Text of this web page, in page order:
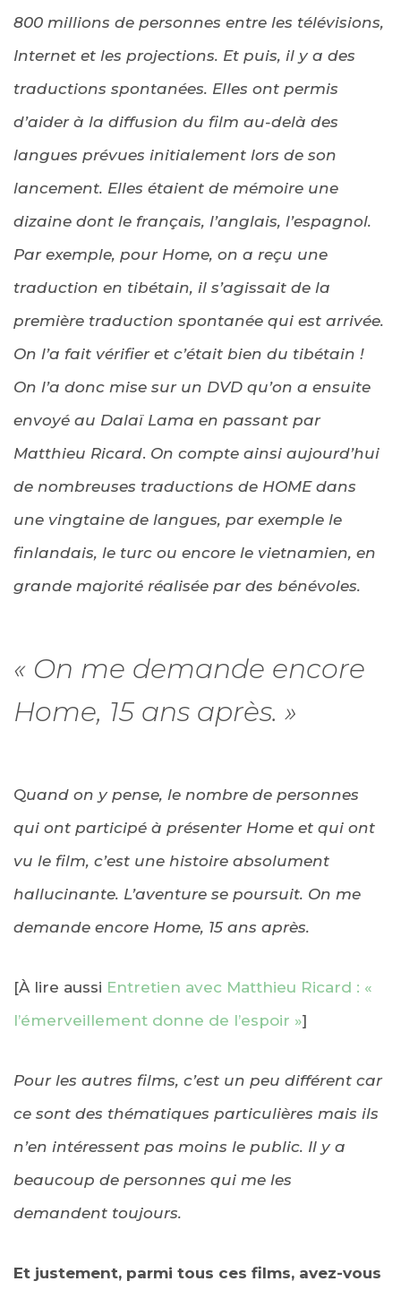
800 millions de personnes entre les télévisions,
Internet et les projections. Et puis, il y a des
traductions spontanées. Elles ont permis
d’aider à la diffusion du film au-delà des
langues prévues initialement lors de son
lancement. Elles étaient de mémoire une
dizaine dont le français, l’anglais, l’espagnol.
Par exemple, pour Home, on a reçu une
traduction en tibétain, il s’agissait de la
première traduction spontanée qui est arrivée.
On l’a fait vérifier et c’était bien du tibétain !
On l’a donc mise sur un DVD qu’on a ensuite
envoyé au Dalaï Lama en passant par
Matthieu Ricard. On compte ainsi aujourd’hui
de nombreuses traductions de HOME dans
une vingtaine de langues, par exemple le
finlandais, le turc ou encore le vietnamien, en
grande majorité réalisée par des bénévoles.
« On me demande encore
Home, 15 ans après. »
Quand on y pense, le nombre de personnes
qui ont participé à présenter Home et qui ont
vu le film, c’est une histoire absolument
hallucinante. L’aventure se poursuit. On me
demande encore Home, 15 ans après.
[À lire aussi Entretien avec Matthieu Ricard : «
l’émerveillement donne de l’espoir »]
Pour les autres films, c’est un peu différent car
ce sont des thématiques particulières mais ils
n’en intéressent pas moins le public. Il y a
beaucoup de personnes qui me les
demandent toujours.
Et justement, parmi tous ces films, avez-vous